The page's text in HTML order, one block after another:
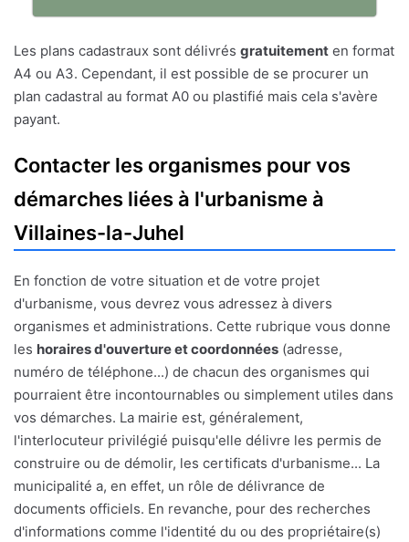
Les plans cadastraux sont délivrés gratuitement en format
A4 ou A3. Cependant, il est possible de se procurer un
plan cadastral au format A0 ou plastifié mais cela s'avère
payant.
Contacter les organismes pour vos
démarches liées à l'urbanisme à
Villaines-la-Juhel
En fonction de votre situation et de votre projet
d'urbanisme, vous devrez vous adressez à divers
organismes et administrations. Cette rubrique vous donne
les horaires d'ouverture et coordonnées (adresse,
numéro de téléphone...) de chacun des organismes qui
pourraient être incontournables ou simplement utiles dans
vos démarches. La mairie est, généralement,
l'interlocuteur privilégié puisqu'elle délivre les permis de
construire ou de démolir, les certificats d'urbanisme... La
municipalité a, en effet, un rôle de délivrance de
documents officiels. En revanche, pour des recherches
d'informations comme l'identité du ou des propriétaire(s)